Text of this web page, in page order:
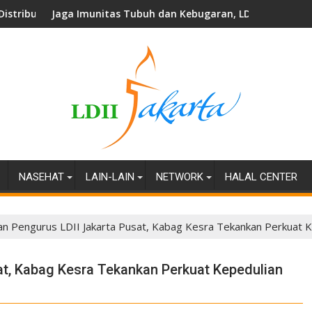
dan Kebugaran, LDII Utan Kayu Selatan Gelar Genasrum
Perkuat
NASEHAT LAIN-LAIN NETWORK HALAL CENTER
Pengurus LDII Jakarta Pusat, Kabag Kesra Tekankan Perkuat
Kabag Kesra Tekankan Perkuat Kepedulian